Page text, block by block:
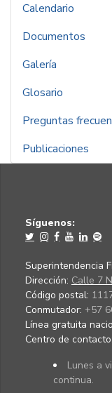
Calendario
Documentos
Galería
Glosario
Preguntas
Publicaciones
Síguenos:
Superintendencia
Dirección: Calle 7
Código postal:
Conmutador: +57
Línea gratuita
Centro de contacto:
Lunes a
continua.